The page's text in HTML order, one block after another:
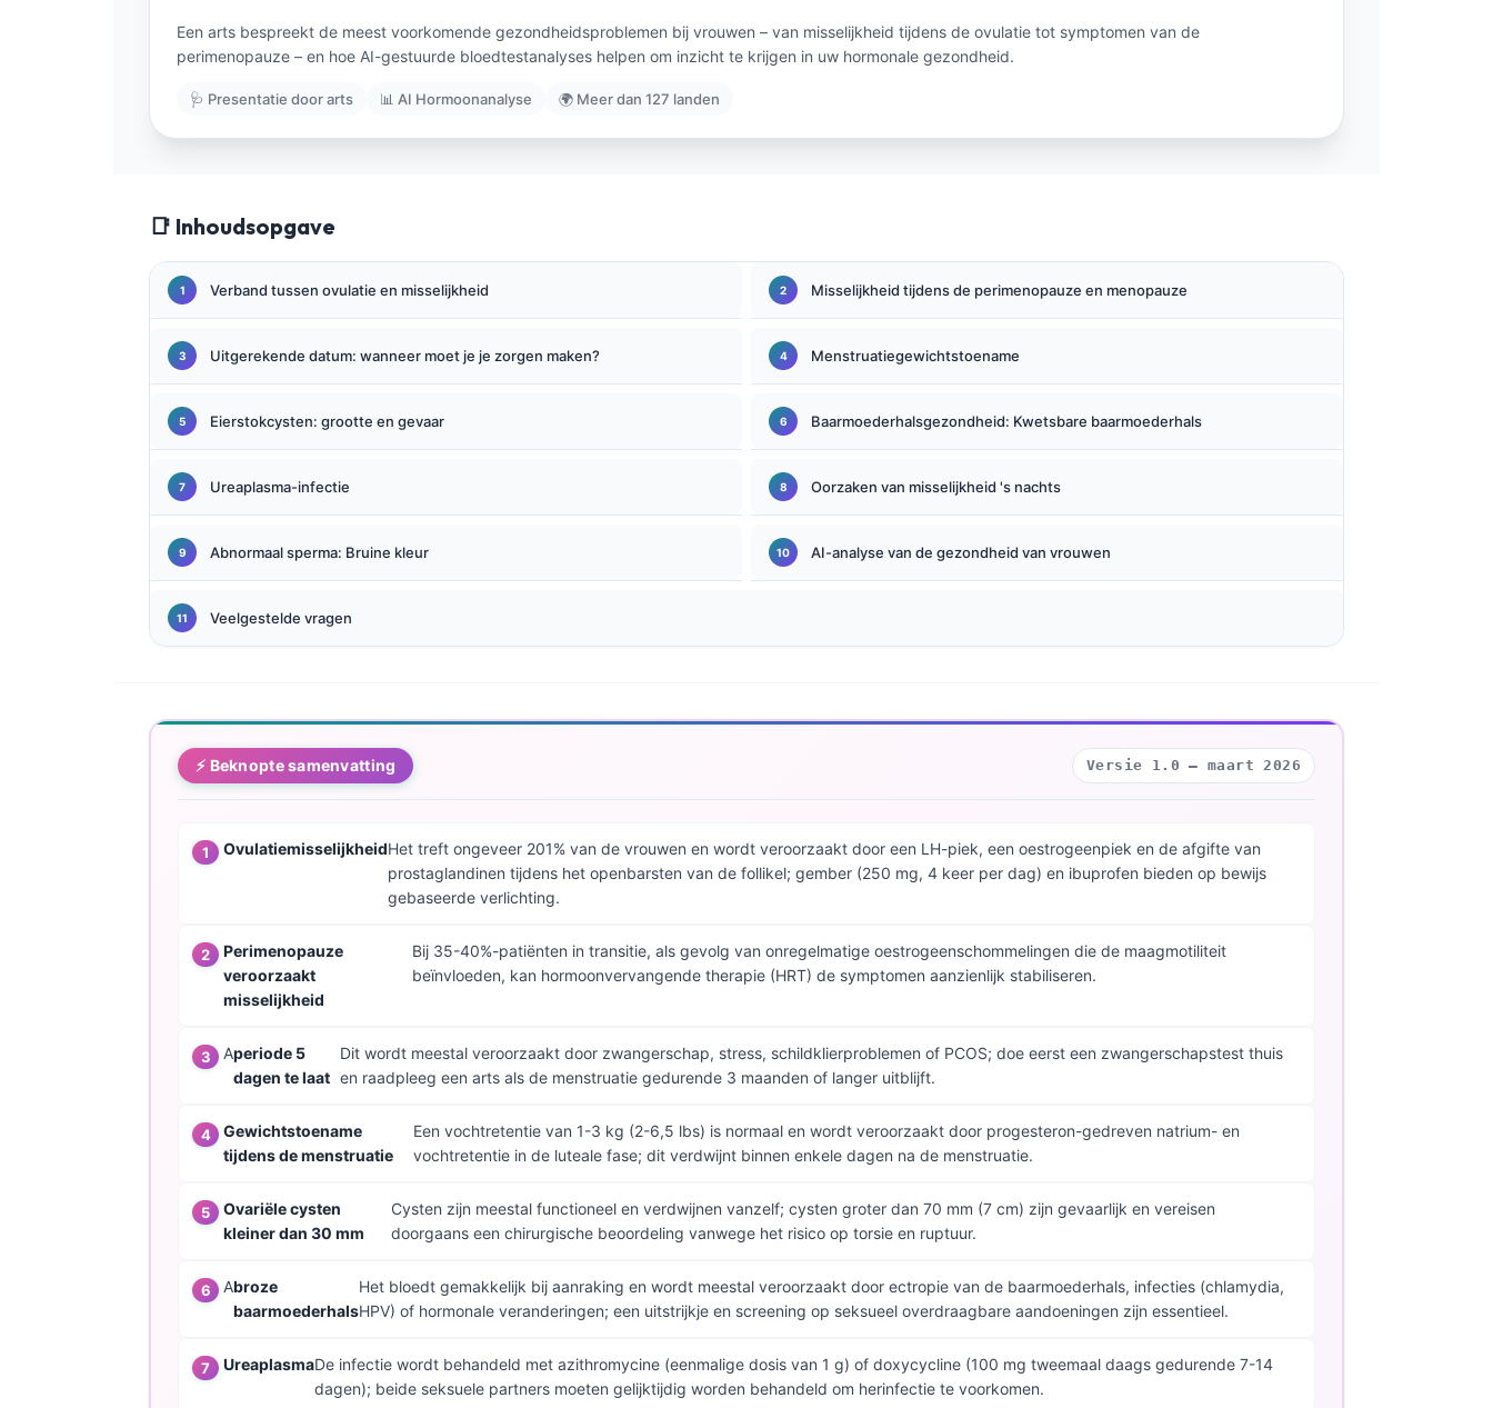
Een arts bespreekt de meest voorkomende gezondheidsproblemen bij vrouwen – van misselijkheid tijdens de ovulatie tot symptomen van de
perimenopauze – en hoe AI-gestuurde bloedtestanalyses helpen om inzicht te krijgen in uw hormonale gezondheid.
🩺 Presentatie door arts 📊 AI Hormoonanalyse 🌍 Meer dan 127 landen
📑 Inhoudsopgave
Verband tussen ovulatie en misselijkheid Misselijkheid tijdens de perimenopauze en menopauze
Uitgerekende datum: wanneer moet je je zorgen maken? Menstruatiegewichtstoename
Eierstokcysten: grootte en gevaar Baarmoederhalsgezondheid: Kwetsbare baarmoederhals
Ureaplasma-infectie Oorzaken van misselijkheid 's nachts
Abnormaal sperma: Bruine kleur AI-analyse van de gezondheid van vrouwen
Veelgestelde vragen
⚡ Beknopte samenvatting Versie 1.0 — maart 2026
OvulatiemisselijkheidHet treft ongeveer 201% van de vrouwen en wordt veroorzaakt door een LH-piek, een oestrogeenpiek en de afgifte van
prostaglandinen tijdens het openbarsten van de follikel; gember (250 mg, 4 keer per dag) en ibuprofen bieden op bewijs
gebaseerde verlichting.
Perimenopauze
veroorzaakt
misselijkheid
Bij 35-40%-patiënten in transitie, als gevolg van onregelmatige oestrogeenschommelingen die de maagmotiliteit
beïnvloeden, kan hormoonvervangende therapie (HRT) de symptomen aanzienlijk stabiliseren.
Aperiode 5
dagen te laat
Dit wordt meestal veroorzaakt door zwangerschap, stress, schildklierproblemen of PCOS; doe eerst een zwangerschapstest thuis
en raadpleeg een arts als de menstruatie gedurende 3 maanden of langer uitblijft.
Gewichtstoename
tijdens de menstruatie
Een vochtretentie van 1-3 kg (2-6,5 lbs) is normaal en wordt veroorzaakt door progesteron-gedreven natrium- en
vochtretentie in de luteale fase; dit verdwijnt binnen enkele dagen na de menstruatie.
Ovariële cysten
kleiner dan 30 mm
Cysten zijn meestal functioneel en verdwijnen vanzelf; cysten groter dan 70 mm (7 cm) zijn gevaarlijk en vereisen
doorgaans een chirurgische beoordeling vanwege het risico op torsie en ruptuur.
Abroze
baarmoederhals
Het bloedt gemakkelijk bij aanraking en wordt meestal veroorzaakt door ectropie van de baarmoederhals, infecties (chlamydia,
HPV) of hormonale veranderingen; een uitstrijkje en screening op seksueel overdraagbare aandoeningen zijn essentieel.
UreaplasmaDe infectie wordt behandeld met azithromycine (eenmalige dosis van 1 g) of doxycycline (100 mg tweemaal daags gedurende 7-14
dagen); beide seksuele partners moeten gelijktijdig worden behandeld om herinfectie te voorkomen.
ქართული
Lietuvių kalba
한국어
Slovenščina
Magyar
Shqip
اردو
తెలుగు
தமிழ்
ಕನ್ನಡ
Bahasa Melayu
Tiếng Việt
Tagalog
ဗမာစာ
ភាសាខ្មែរ
አማርኛ
Українська
Català
Suomi
Hrvatski
Slovenčina
සිංහල
অসমীয়া
Galego
Latviešu valoda